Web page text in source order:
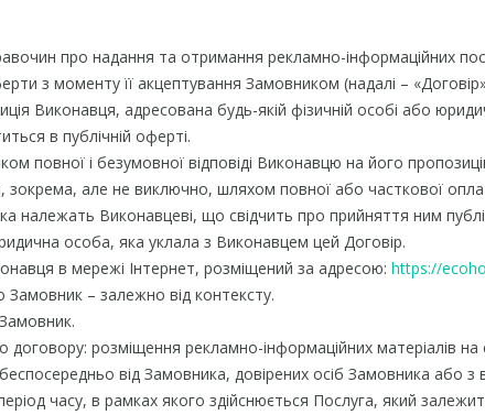
про надання та отримання рекламно-інформаційних
з моменту її акцептування Замовником (надалі –
Виконавця, адресована будь-якій фізичній особі або
в публічній оферті.
повної і безумовної відповіді Виконавцю на його
але не виключно, шляхом повної або часткової
належать Виконавцеві, що свідчить про прийняття ним
особа, яка уклала з Виконавцем цей Договір.
в мережі Інтернет, розміщений за адресою: https://
– залежно від контексту.
договору: розміщення рекламно-інформаційних матеріалів
від Замовника, довірених осіб Замовника або з
часу, в рамках якого здійснюється Послуга, який